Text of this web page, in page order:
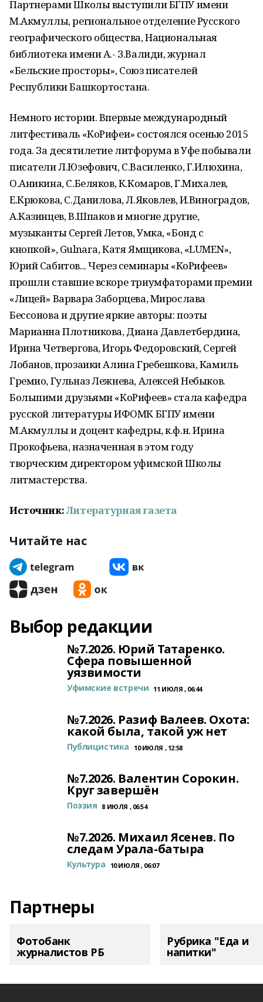
Партнерами Школы выступили БГПУ имени
М.Акмуллы, региональное отделение Русского
географического общества, Национальная
библиотека имени А.- З.Валиди, журнал
«Бельские просторы», Союз писателей
Республики Башкортостана.
Немного истории. Впервые международный
литфестиваль «КоРифеи» состоялся осенью 2015
года. За десятилетие литфорума в Уфе побывали
писатели Л.Юзефович, С.Василенко, Г.Илюхина,
О.Аникина, С.Беляков, К.Комаров, Г.Михалев,
Е.Крюкова, С.Данилова, Л.Яковлев, И.Виноградов,
А.Казинцев, В.Шпаков и многие другие,
музыканты Сергей Летов, Умка, «Бонд с
кнопкой», Gulnara, Катя Ямщикова, «LUMEN»,
Юрий Сабитов... Через семинары «КоРифеев»
прошли ставшие вскоре триумфаторами премии
«Лицей» Варвара Заборцева, Мирослава
Бессонова и другие яркие авторы: поэты
Марианна Плотникова, Диана Давлетбердина,
Ирина Четвергова, Игорь Федоровский, Сергей
Лобанов, прозаики Алина Гребешкова, Камиль
Гремио, Гульназ Лежнева, Алексей Небыков.
Большими друзьями «КоРифеев» стала кафедра
русской литературы ИФОМК БГПУ имени
М.Акмуллы и доцент кафедры, к.ф.н. Ирина
Прокофьева, назначенная в этом году
творческим директором уфимской Школы
литмастерства.
Источник:Литературная газета
Читайте нас
Выбор редакции
№7.2026. Юрий Татаренко.
Сфера повышенной
уязвимости
Уфимские встречи 11 ИЮЛЯ , 06:44
№7.2026. Разиф Валеев. Охота:
какой была, такой уж нет
Публицистика 10 ИЮЛЯ , 12:58
№7.2026. Валентин Сорокин.
Круг завершён
Поэзия 8 ИЮЛЯ , 06:54
№7.2026. Михаил Ясенев. По
следам Урала-батыра
Культура 10 ИЮЛЯ , 06:07
Партнеры
Фотобанк
журналистов РБ
Рубрика "Еда и
напитки"